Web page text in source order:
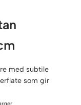
med subtile
som gir